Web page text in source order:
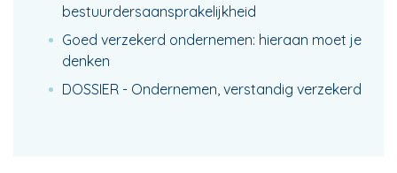
bestuurdersaansprakelijkheid
Goed verzekerd ondernemen: hieraan moet je
denken
DOSSIER - Ondernemen, verstandig verzekerd